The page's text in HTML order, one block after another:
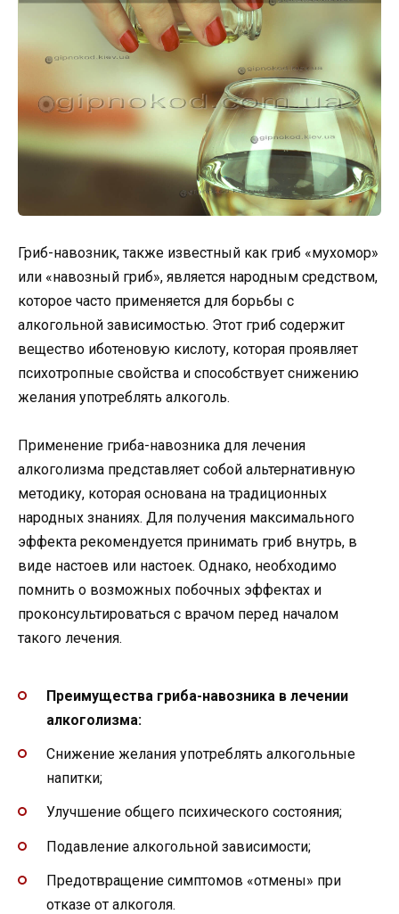
Гриб-навозник, также известный как гриб «мухомор»
или «навозный гриб», является народным средством,
которое часто применяется для борьбы с
алкогольной зависимостью. Этот гриб содержит
вещество иботеновую кислоту, которая проявляет
психотропные свойства и способствует снижению
желания употреблять алкоголь.
Применение гриба-навозника для лечения
алкоголизма представляет собой альтернативную
методику, которая основана на традиционных
народных знаниях. Для получения максимального
эффекта рекомендуется принимать гриб внутрь, в
виде настоев или настоек. Однако, необходимо
помнить о возможных побочных эффектах и
проконсультироваться с врачом перед началом
такого лечения.
Преимущества гриба-навозника в лечении
алкоголизма:
Снижение желания употреблять алкогольные
напитки;
Улучшение общего психического состояния;
Подавление алкогольной зависимости;
Предотвращение симптомов «отмены» при
отказе от алкоголя.